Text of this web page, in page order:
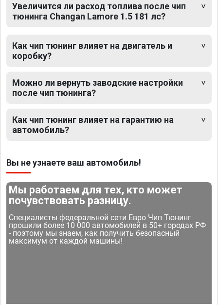
Увеличится ли расход топлива после чип
тюнинга Changan Lamore 1.5 181 лс?
Как чип тюнинг влияет на двигатель и
коробку?
Можно ли вернуть заводские настройки
после чип тюнинга?
Как чип тюнинг влияет на гарантию на
автомобиль?
Вы не узнаете ваш автомобиль!
Мы работаем для тех, кто может
почувствовать разницу.
Специалисты федеральной сети Евро Чип Тюнинг
прошили более 10 000 автомобилей в 50+ городах РФ
- поэтому мы знаем, как получить безопасный
максимум от каждой машины!